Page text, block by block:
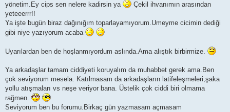
yönetim.Ey cips sen nelere kadirsin ya
Çekil ihvanımın arasından
yeteeerrr!!
Ya işte bugün biraz dağınığım toparlayamıyorum.Umeyme cicimin dediği
gibi niye yazıyorum acaba
Uyarılardan ben de hoşlanmıyordum aslında.Ama alıştık birbirmize.
Ya arkadaşlar tamam ciddiyeti koruyalım da muhabbet gerek ama.Ben
çok seviyorum mesela. Katılmasam da arkadaşların latifeleşmeleri,şaka
yollu atışmaları vs neşe veriyor bana. Üstelik çok ciddi biri olmama
rağmen.
Seviyorum ben bu forumu.Birkaç gün yazmasam açmasam